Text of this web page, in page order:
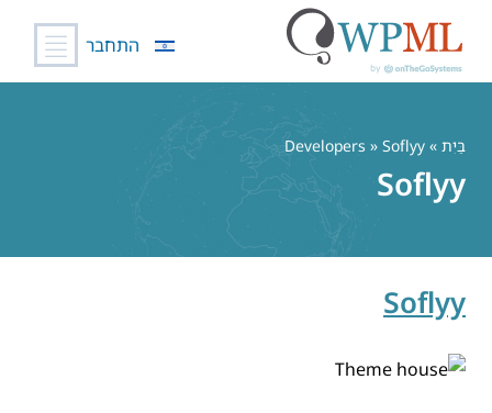
התחבר
בַּיִת » Developers » Soflyy
Soflyy
Soflyy